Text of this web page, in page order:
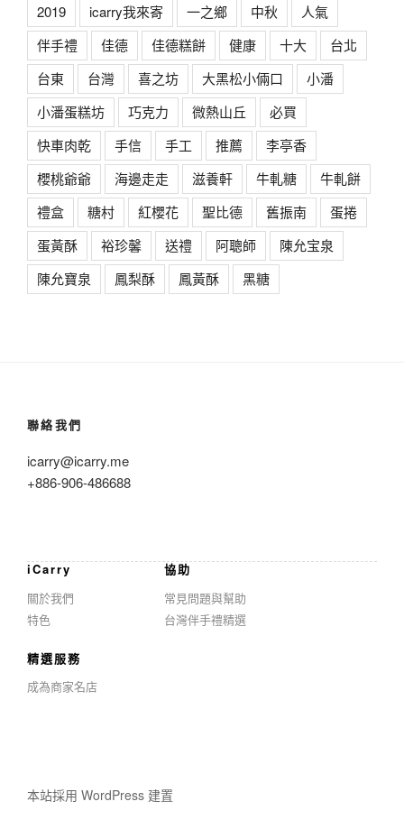
2019 icarry我來寄 一之鄉 中秋
人氣
伴手禮
佳德 佳德糕餅 健康 十大
台北
台東
台灣 喜之坊 大黑松小倆口
小潘
小潘蛋糕坊
巧克力 微熱山丘
必買
快車肉乾
手信 手工 推薦
李亭香
櫻桃爺爺
海邊走走 滋養軒 牛軋糖
牛軋餅
禮盒
糖村 紅櫻花 聖比德 舊振南
蛋捲
蛋黃酥
裕珍馨 送禮 阿聰師
陳允宝泉
陳允寶泉
鳳梨酥 鳳黃酥 黑糖
聯絡我們
icarry@icarry.me
+886-906-486688
iCarry
關於我們
特色
協助
常見問題與幫助
台灣伴手禮精選
精選服務
成為商家名店
本站採用 WordPress 建置